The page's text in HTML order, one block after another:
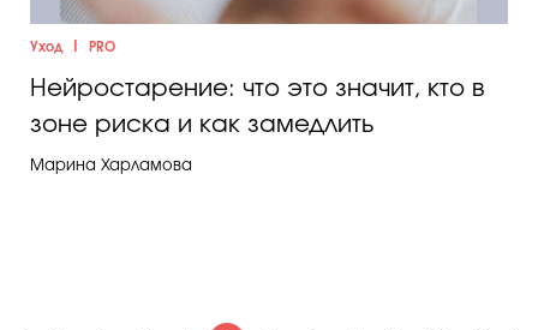
Уход PRO
Нейростарение: что это значит, кто в
зоне риска и как замедлить
Марина Харламова